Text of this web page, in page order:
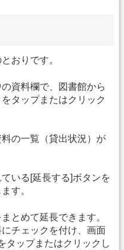
おりです。
資料欄で、図書館から
タップまたはクリック
の一覧（貸出状況）が
いる[延長する]ボタンを
す。
とめて延長できます。
チェックを付け、画面
タップまたはクリックし